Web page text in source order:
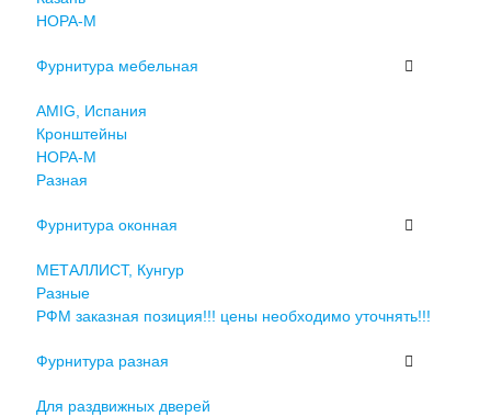
НОРА-М
Фурнитура мебельная
AMIG, Испания
Кронштейны
НОРА-М
Разная
Фурнитура оконная
МЕТАЛЛИСТ, Кунгур
Разные
РФМ заказная позиция!!! цены необходимо уточнять!!!
Фурнитура разная
Для раздвижных дверей